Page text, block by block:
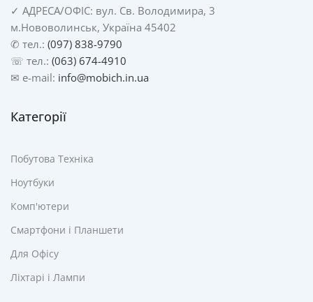
✓ АДРЕСА/ОФІС: вул. Св. Володимира, 3
м.Нововолинськ, Україна 45402
✆ тел.: (097) 838-9790
☏ тел.: (063) 674-4910
✉ e-mail: info@mobich.in.ua
Категорії
Побутова Техніка
Ноутбуки
Комп'ютери
Смартфони і Планшети
Для Офісу
Ліхтарі і Лампи